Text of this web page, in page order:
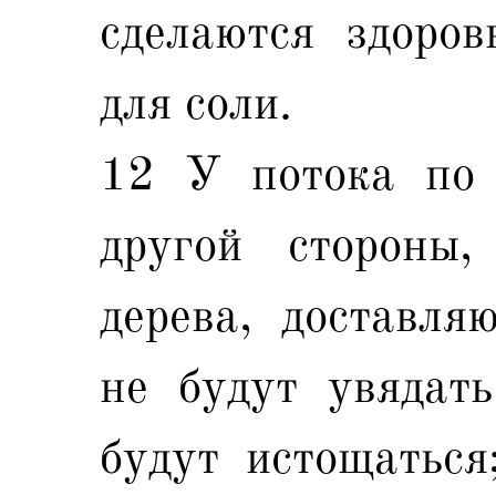
сделаются
для соли.
12 У потока по
другой
дерева,
не будут
будут